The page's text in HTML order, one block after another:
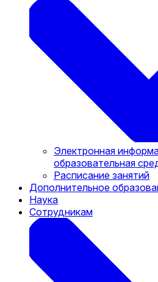
Электронная
образовательная
Расписание занятий
Дополнительное
Наука
Сотрудникам